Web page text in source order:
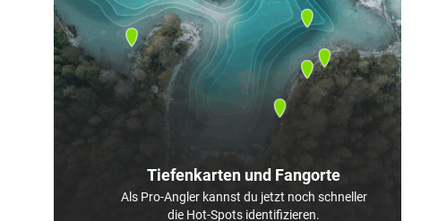
Tiefenkarten und Fangorte
Als Pro-Angler kannst du jetzt noch schneller
die Hot-Spots identifizieren.